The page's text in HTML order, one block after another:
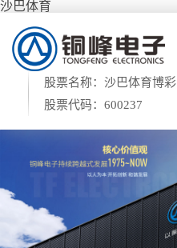
沙巴体育
股票名称：沙巴体育博彩
股票代码：600237